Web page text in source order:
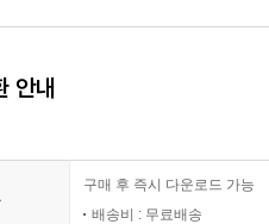
안내
구매 후 즉시 다운로드 가능
배송비 : 무료배송